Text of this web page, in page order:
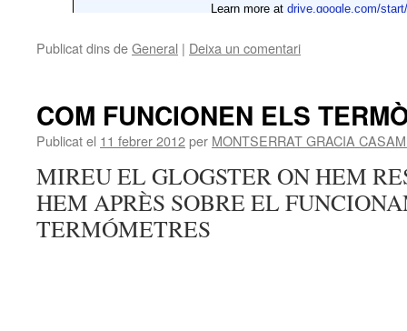
Publicat dins deGeneral | Deixa un comentari
COM FUNCIONEN ELS
Publicat el 11 febrer 2012per MONTSERRAT GRACIA
MIREU EL GLOGSTER ON HEM
HEM APRÈS SOBRE EL
TERMÓMETRES